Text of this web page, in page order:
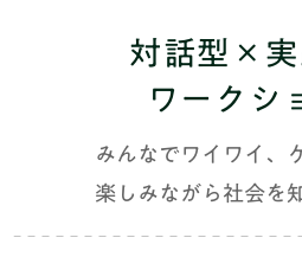
対話型×実
ワークシ
みんなでワイワイ、
楽しみながら社会を